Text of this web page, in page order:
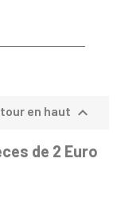
en haut 
de 2 Euro